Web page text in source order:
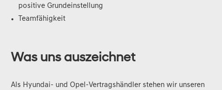
positive Grundeinstellung
Teamfähigkeit
Was uns auszeichnet
Als Hyundai- und Opel-Vertragshändler stehen wir unseren